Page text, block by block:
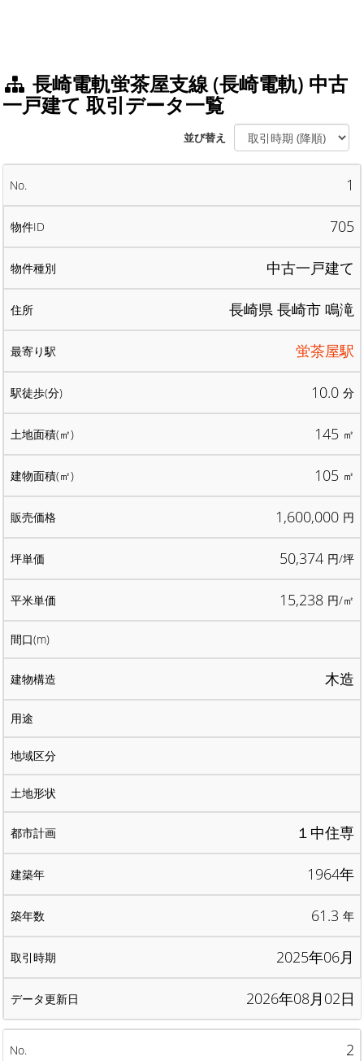
長崎電軌蛍茶屋支線 (長崎電軌) 中古
一戸建て 取引データ一覧
並び替え
1
705
中古一戸建て
長崎県 長崎市 鳴滝
蛍茶屋駅
10.0 分
145 ㎡
105 ㎡
1,600,000 円
50,374 円/坪
15,238 円/㎡
木造
１中住専
1964年
61.3 年
2025年06月
2026年08月02日
2